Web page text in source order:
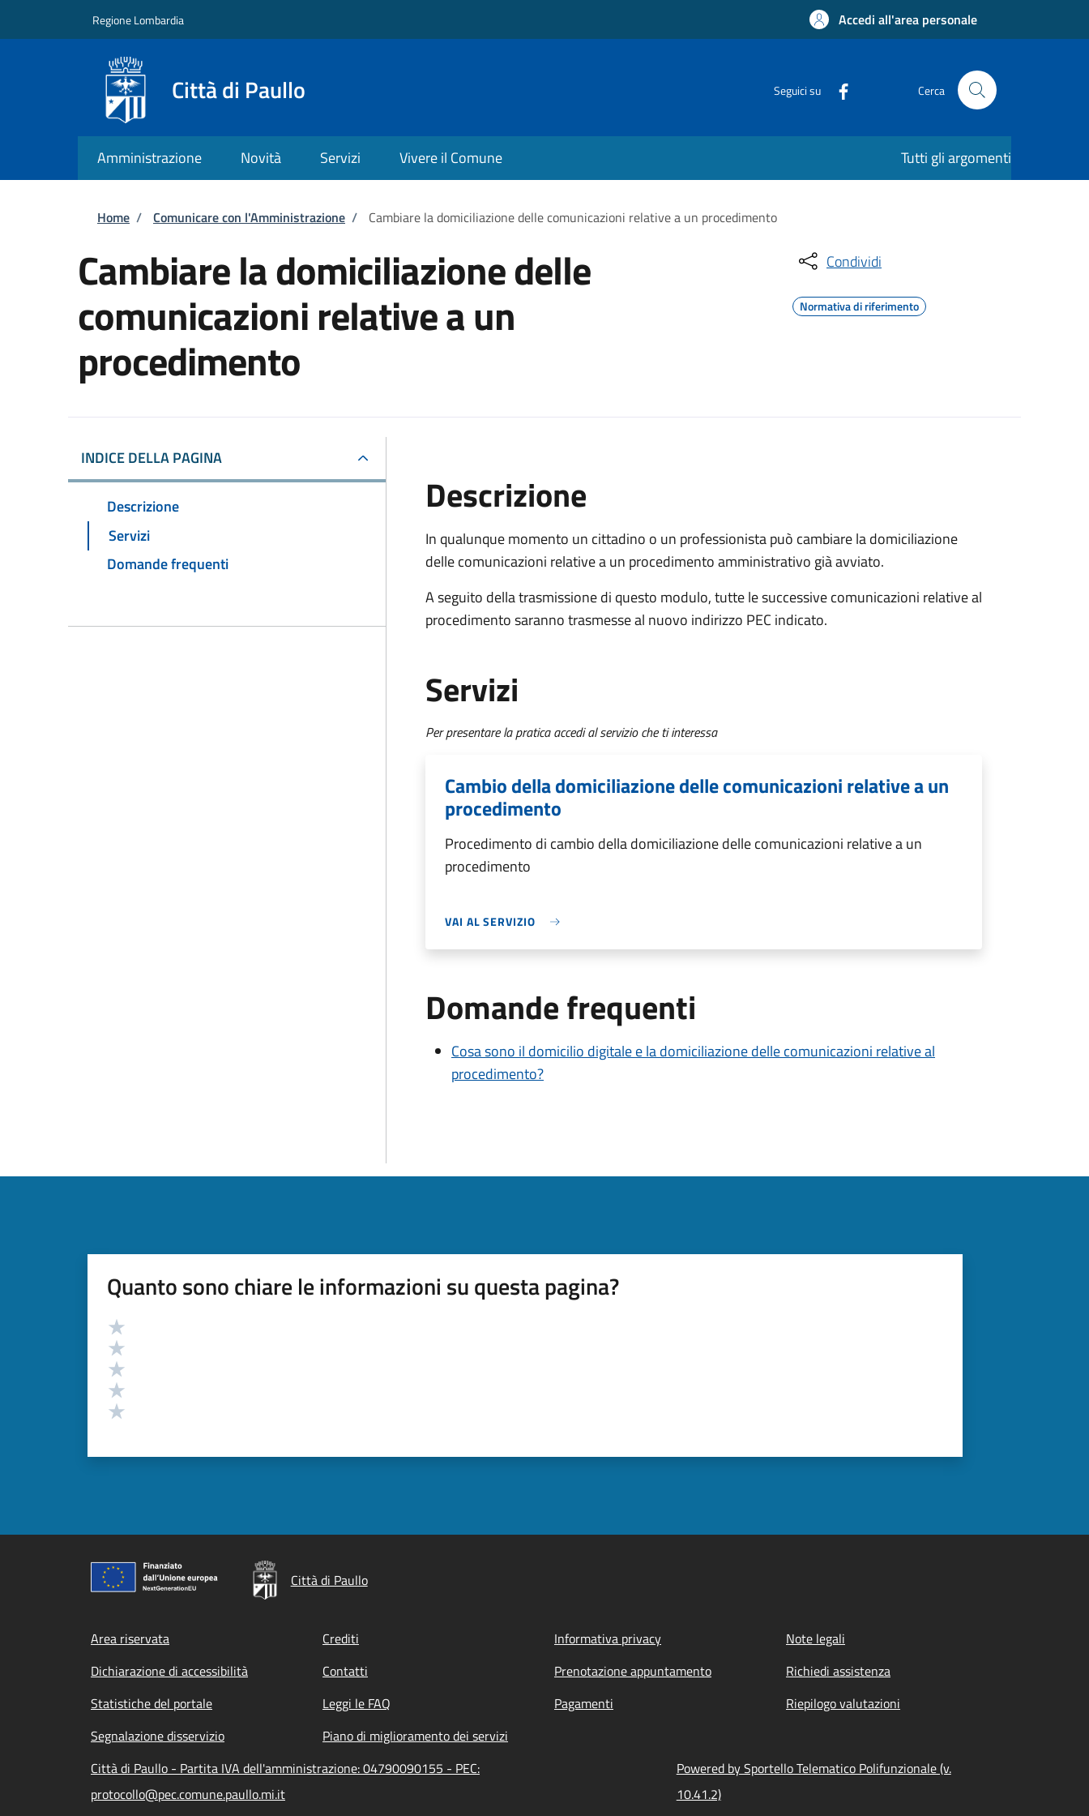
Regione Lombardia Accedi all'area personale
Città di Paullo Seguici su Cerca
Amministrazione Novità Servizi Vivere il Comune Tutti gli argomenti
Briciole di pane
Home / Comunicare con l'Amministrazione / Cambiare la domiciliazione delle comunicazioni relative a un procedimento
Cambiare la domiciliazione delle
comunicazioni relative a un
procedimento
Condividi
Normativa di riferimento
INDICE DELLA PAGINA
Descrizione
Servizi
Domande frequenti
Descrizione
In qualunque momento un cittadino o un professionista può cambiare la domiciliazione
delle comunicazioni relative a un procedimento amministrativo già avviato.
A seguito della trasmissione di questo modulo, tutte le successive comunicazioni relative al
procedimento saranno trasmesse al nuovo indirizzo PEC indicato.
Servizi
Per presentare la pratica accedi al servizio che ti interessa
Cambio della domiciliazione delle comunicazioni relative a un
procedimento
Procedimento di cambio della domiciliazione delle comunicazioni relative a un
procedimento
VAI AL SERVIZIO
Domande frequenti
Cosa sono il domicilio digitale e la domiciliazione delle comunicazioni relative al
procedimento?
Quanto sono chiare le informazioni su questa pagina?
Valutazione
Città di Paullo
Footer menu
Area riservata Crediti Informativa privacy
Note legali
Dichiarazione di accessibilità
Contatti Prenotazione appuntamento
Richiedi assistenza
Statistiche del portale
Leggi le FAQ Pagamenti
Riepilogo valutazioni
Segnalazione disservizio
Piano di miglioramento dei servizi
Città di Paullo - Partita IVA dell'amministrazione: 04790090155 - PEC:
protocollo@pec.comune.paullo.mi.it
Powered by Sportello Telematico Polifunzionale (v.
10.41.2)